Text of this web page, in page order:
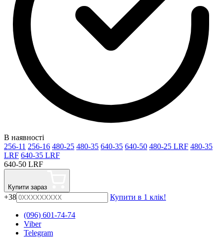
В наявності
256-11 256-16 480-25 480-35 640-35 640-50 480-25 LRF 480-35
LRF 640-35 LRF
640-50 LRF
Купити зараз
+38 Купити в 1 клік!
(096) 601-74-74
Viber
Telegram